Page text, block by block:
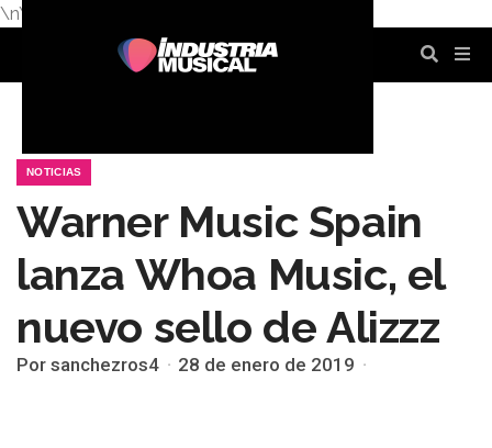
\n\n
NOTICIAS
Warner Music Spain
lanza Whoa Music, el
nuevo sello de Alizzz
Por sanchezros4 28 de enero de 2019